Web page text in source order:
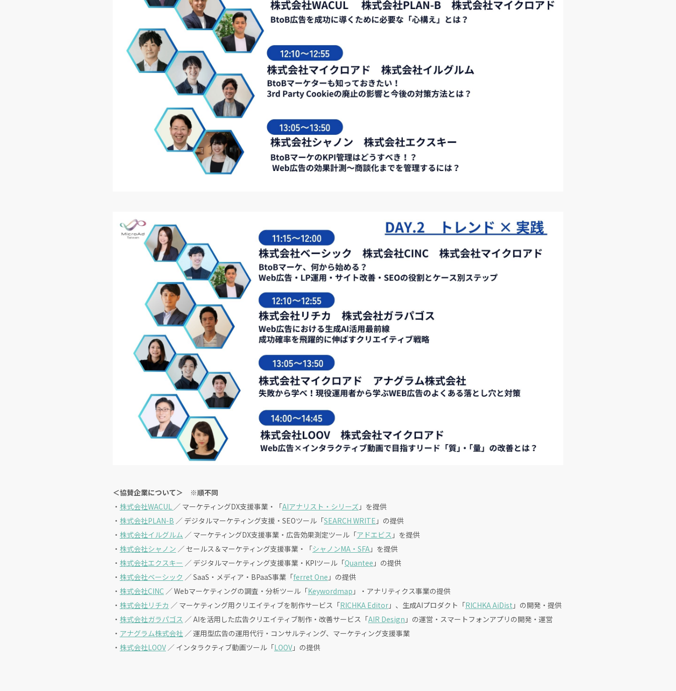
＜協賛企業について＞ ※順不同
・ 株式会社WACUL ／ マーケティングDX支援事業・「AIアナリスト・シリーズ 」を提供
・ 株式会社PLAN-B ／ デジタルマーケティング支援・SEOツール「SEARCH WRITE 」の提供
・ 株式会社イルグルム ／ マーケティングDX支援事業・広告効果測定ツール「アドエビス 」を提供
・ 株式会社シャノン ／ セールス＆マーケティング支援事業・「シャノンMA・SFA 」を提供
・ 株式会社エクスキー ／ デジタルマーケティング支援事業・KPIツール「Quantee 」の提供
・ 株式会社ベーシック ／ SaaS・メディア・BPaaS事業「ferret One 」の提供
・ 株式会社CINC ／ Webマーケティングの調査・分析ツール「Keywordmap 」・アナリティクス事業の提供
・ 株式会社リチカ ／ マーケティング用クリエイティブを制作サービス「RICHKA Editor 」、生成AIプロダクト「RICHKA AiDist 」の開発・提供
・ 株式会社ガラパゴス ／ AIを活用した広告クリエイティブ制作・改善サービス「AIR Design 」の運営・スマートフォンアプリの開発・運営
・ アナグラム株式会社 ／ 運用型広告の運用代行・コンサルティング、マーケティング支援事業
・ 株式会社LOOV ／ インタラクティブ動画ツール「LOOV 」の提供